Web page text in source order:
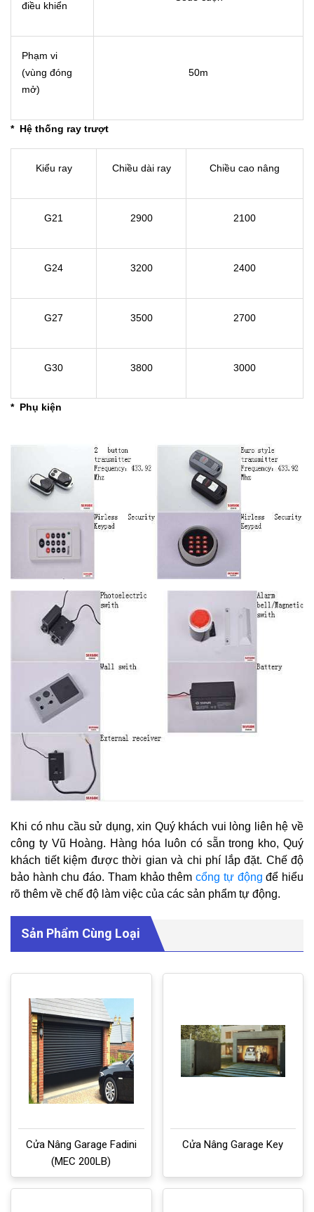
điều khiển
Phạm vi
(vùng đóng
mở)
50m
* Hệ thống ray trượt
Kiểu ray Chiều dài ray Chiều cao nâng
G21 2900 2100
G24 3200 2400
G27 3500 2700
G30 3800 3000
* Phụ kiện
Khi có nhu cầu sử dụng, xin Quý khách vui lòng liên hệ về
công ty Vũ Hoàng. Hàng hóa luôn có sẵn trong kho, Quý
khách tiết kiệm được thời gian và chi phí lắp đặt. Chế độ
bảo hành chu đáo. Tham khảo thêmcổng tự động để hiểu
rõ thêm về chế độ làm việc của các sản phẩm tự động.
Sản Phẩm Cùng Loại
Cửa Nâng Garage Fadini
(MEC 200LB)
Cửa Nâng Garage Key